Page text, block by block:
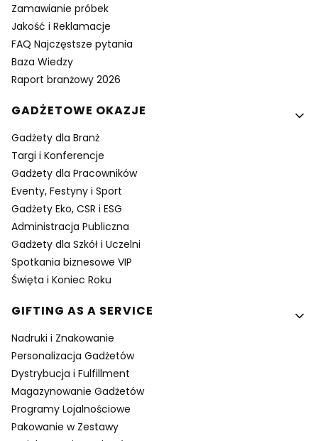
Zamawianie próbek
Jakość i Reklamacje
FAQ Najczęstsze pytania
Baza Wiedzy
Raport branżowy 2026
GADŻETOWE OKAZJE
Gadżety dla Branż
Targi i Konferencje
Gadżety dla Pracowników
Eventy, Festyny i Sport
Gadżety Eko, CSR i ESG
Administracja Publiczna
Gadżety dla Szkół i Uczelni
Spotkania biznesowe VIP
Święta i Koniec Roku
GIFTING AS A SERVICE
Nadruki i Znakowanie
Personalizacja Gadżetów
Dystrybucja i Fulfillment
Magazynowanie Gadżetów
Programy Lojalnościowe
Pakowanie w Zestawy